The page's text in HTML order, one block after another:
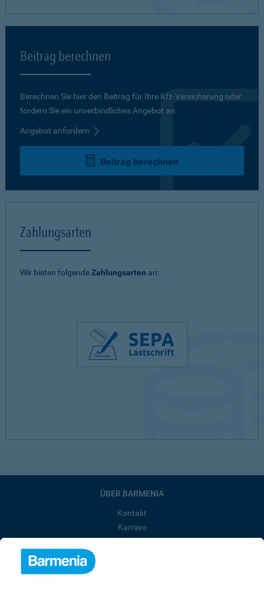
Beitrag berechnen
Berechnen Sie hier den Beitrag für Ihre Kfz-Versicherung oder
fordern Sie ein unverbindliches Angebot an.
Angebot anfordern
Beitrag berechnen
Zahlungsarten
Wir bieten folgendeZahlungsarten an:
ÜBER BARMENIA
Kontakt
Karriere